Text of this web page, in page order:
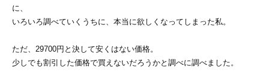
に、
いろいろ調べていくうちに、本当に欲しくなってしまった私。
ただ、29700円と決して安くはない価格。
少しでも割引した価格で買えないだろうかと調べに調べました。